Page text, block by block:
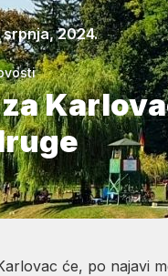
srpnja, 2024.
će, po najavi